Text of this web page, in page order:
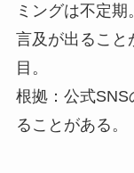
ミングは不定
言及が出ること
目。
根拠：公式SNS
ることがある。